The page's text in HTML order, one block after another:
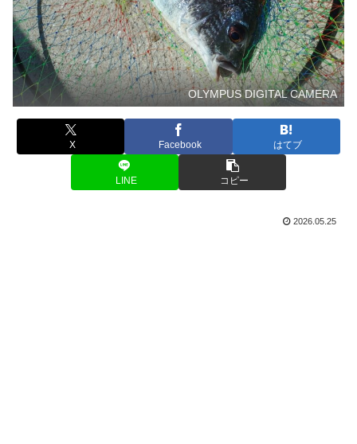
OLYMPUS DIGITAL CAMERA
X Facebook はてブ
LINE コピー
2026.05.25